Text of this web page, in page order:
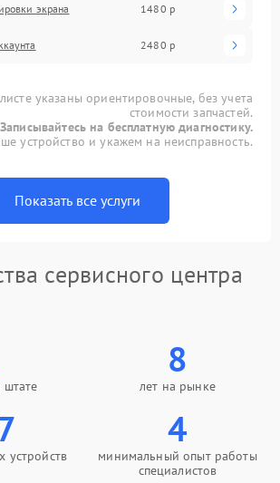
экрана 1480 р
2480 р
указаны ориентировочные, без учета
стоимости запчастей.
Записывайтесь на бесплатную диагностику.
устройство и укажем на неисправность.
Показать все услуги
сервисного центра
штате
8
лет на рынке
устройств
4
минимальный опыт работы
специалистов